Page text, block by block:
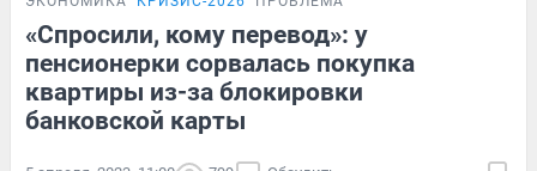
«Спросили, кому перевод»: у
пенсионерки сорвалась покупка
квартиры из-за блокировки
банковской карты